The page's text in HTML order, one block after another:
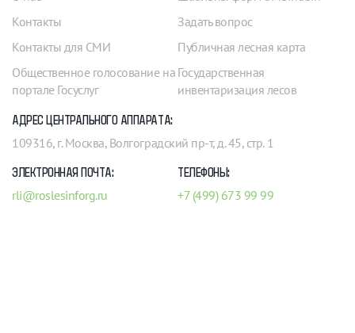
Контакты
Контакты для СМИ
Общественное голосование на
портале Госуслуг
Задать вопрос
Публичная лесная карта
Государственная
инвентаризация лесов
АДРЕС ЦЕНТРАЛЬНОГО АППАРАТА:
109316, г. Москва, Волгоградский пр-т, д. 45, стр. 1
ЭЛЕКТРОННАЯ ПОЧТА:
rli@roslesinforg.ru
ТЕЛЕФОНЫ:
+7 (499) 673 99 99